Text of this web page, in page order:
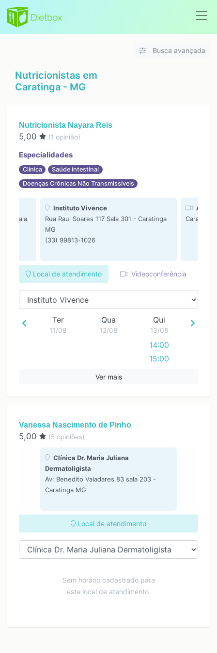
Busca avançada
Nutricionistas em
Caratinga - MG
Nutricionista Nayara Reis
5,00 (1 opinião)
Especialidades
Clínica
Saúde intestinal
Doenças Crônicas Não Transmissíveis
17 Sala
Instituto Vivence
Rua Raul Soares 117 Sala 301 - Caratinga
MG
(33) 99813-1026
Caratinga
Local de atendimento Videoconferência
Ter
11/08
Qua
12/08
Qui
13/08
14:00
15:00
Ver mais
Vanessa Nascimento de Pinho
5,00 (5 opiniões)
Clínica Dr. Maria Juliana
Dermatoligista
Av: Benedito Valadares 83 sala 203 -
Caratinga MG
Local de atendimento
Sem horário cadastrado para
este local de atendimento.